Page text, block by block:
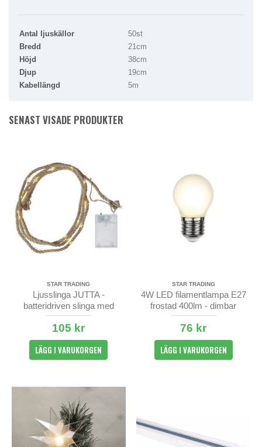
Antal ljuskällor
50st
Bredd
21cm
Höjd
38cm
Djup
19cm
Kabellängd
5m
SENAST VISADE PRODUKTER
STAR TRADING
Ljusslinga JUTTA -
batteridriven slinga med
juterep
105 kr
LÄGG I VARUKORGEN
STAR TRADING
4W LED filamentlampa E27
frostad 400lm - dimbar
76 kr
LÄGG I VARUKORGEN